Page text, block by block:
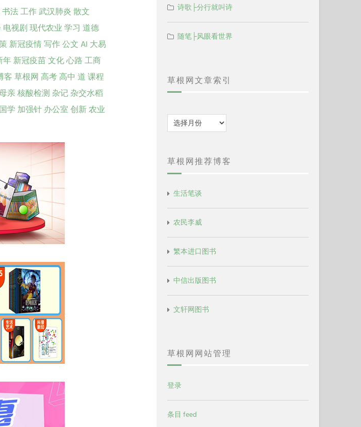
书法工作武汉肺炎散文
电视剧现代农业学习 道德
新冠疫情写作公文AI 大易
年新冠疫苗文化心路工商
客草根网高考高中 道课程
亲核酸检测杂记杂交水稻
国学 加强针办公室创新农业
诗歌├分行就叫诗
随笔├风眼看世界
草根网文章索引
归
档
草根网推荐博客
生活笔谈
农民李威
繁本进口图书
中信出版图书
文轩网图书
草根网网站管理
登录
条目 feed